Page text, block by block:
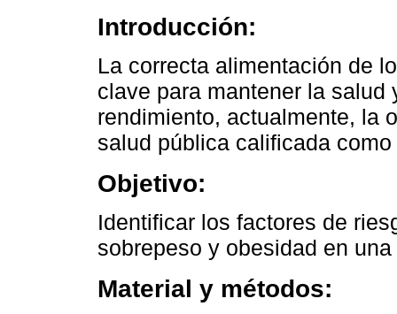
Introducción:
La correcta alimentación de
clave para mantener la salud
rendimiento, actualmente, la
salud pública calificada como
Objetivo:
Identificar los factores de
sobrepeso y obesidad en
Material y métodos: